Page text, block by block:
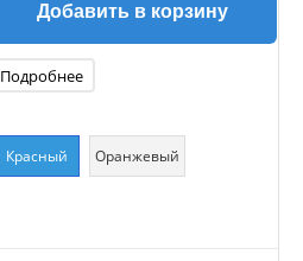
Добавить в корзину
Подробнее
Красный Оранжевый